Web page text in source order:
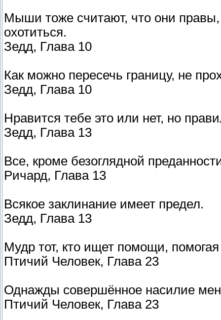
Мыши тоже считают, что они
охотиться.
Зедд, Глава 10
Как можно пересечь границу, не
Зедд, Глава 10
Нравится тебе это или нет, но
Зедд, Глава 13
Все, кроме безоглядной
Ричард, Глава 13
Всякое заклинание имеет предел.
Зедд, Глава 13
Мудр тот, кто ищет помощи,
Птичий Человек, Глава 23
Однажды совершённое насилие
Птичий Человек, Глава 23